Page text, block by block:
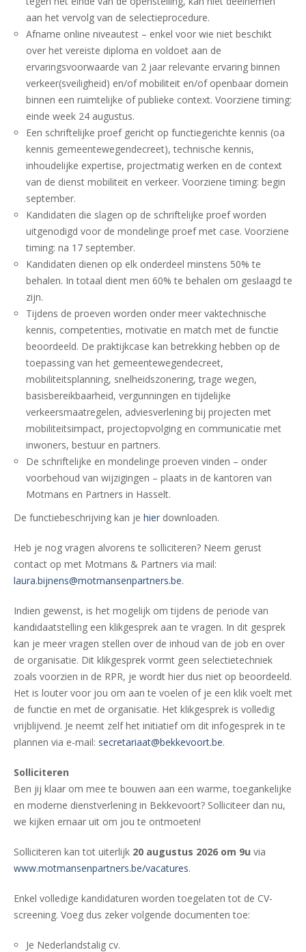
aan het vervolg van de selectieprocedure.
Afname online niveautest – enkel voor wie niet beschikt
over het vereiste diploma en voldoet aan de
ervaringsvoorwaarde van 2 jaar relevante ervaring binnen
verkeer(sveiligheid) en/of mobiliteit en/of openbaar domein
binnen een ruimtelijke of publieke context. Voorziene timing:
einde week 24 augustus.
Een schriftelijke proef gericht op functiegerichte kennis (oa
kennis gemeentewegendecreet), technische kennis,
inhoudelijke expertise, projectmatig werken en de context
van de dienst mobiliteit en verkeer. Voorziene timing: begin
september.
Kandidaten die slagen op de schriftelijke proef worden
uitgenodigd voor de mondelinge proef met case. Voorziene
timing: na 17 september.
Kandidaten dienen op elk onderdeel minstens 50% te
behalen. In totaal dient men 60% te behalen om geslaagd te
zijn.
Tijdens de proeven worden onder meer vaktechnische
kennis, competenties, motivatie en match met de functie
beoordeeld. De praktijkcase kan betrekking hebben op de
toepassing van het gemeentewegendecreet,
mobiliteitsplanning, snelheidszonering, trage wegen,
basisbereikbaarheid, vergunningen en tijdelijke
verkeersmaatregelen, adviesverlening bij projecten met
mobiliteitsimpact, projectopvolging en communicatie met
inwoners, bestuur en partners.
De schriftelijke en mondelinge proeven vinden – onder
voorbehoud van wijzigingen – plaats in de kantoren van
Motmans en Partners in Hasselt.
De functiebeschrijving kan je hier downloaden.
Heb je nog vragen alvorens te solliciteren? Neem gerust
contact op met Motmans & Partners via mail:
laura.bijnens@motmansenpartners.be.
Indien gewenst, is het mogelijk om tijdens de periode van
kandidaatstelling een klikgesprek aan te vragen. In dit gesprek
kan je meer vragen stellen over de inhoud van de job en over
de organisatie. Dit klikgesprek vormt geen selectietechniek
zoals voorzien in de RPR, je wordt hier dus niet op beoordeeld.
Het is louter voor jou om aan te voelen of je een klik voelt met
de functie en met de organisatie. Het klikgesprek is volledig
vrijblijvend. Je neemt zelf het initiatief om dit infogesprek in te
plannen via e-mail: secretariaat@bekkevoort.be.
Solliciteren
Ben jij klaar om mee te bouwen aan een warme, toegankelijke
en moderne dienstverlening in Bekkevoort? Solliciteer dan nu,
we kijken ernaar uit om jou te ontmoeten!
Solliciteren kan tot uiterlijk 20 augustus 2026 om 9u via
www.motmansenpartners.be/vacatures.
Enkel volledige kandidaturen worden toegelaten tot de CV-
screening. Voeg dus zeker volgende documenten toe:
Je Nederlandstalig cv.